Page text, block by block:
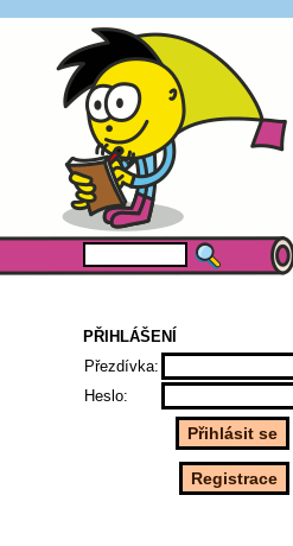
PŘIHLÁŠENÍ
Přezdívka:
Heslo: